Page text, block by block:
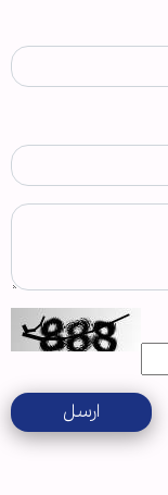
ارسل